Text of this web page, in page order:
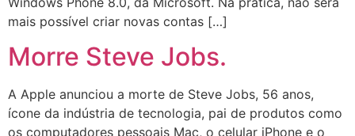
mais possível criar novas contas […]
Morre Steve Jobs.
A Apple anunciou a morte de Steve Jobs, 56 anos,
ícone da indústria de tecnologia, pai de produtos como
os computadores pessoais Mac, o celular iPhone e o